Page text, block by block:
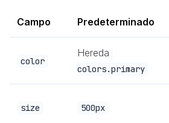
Campo Predeterminado
color
Hereda
colors.primary
size 500px